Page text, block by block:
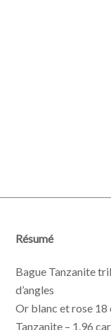
Résumé
Bague Tanzanite
d’angles
Or blanc et rose 18
Tanzanite – 1.96